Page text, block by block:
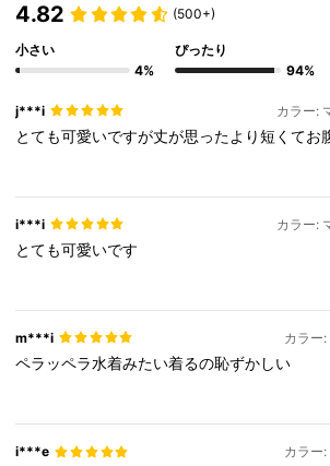
4.82 (500+)
小さい
4%
ぴったり
94%
j***i カラー:
とても可愛いですが丈が思ったより短くてお
i***i カラー:
とても可愛いです
m***i カラー
ペラッペラ水着みたい着るの恥ずかしい
i***e カラー